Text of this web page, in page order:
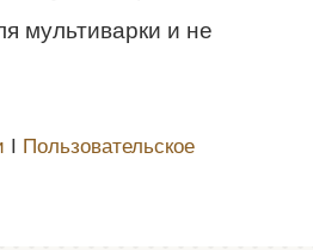
мультиварки и не
Пользовательское